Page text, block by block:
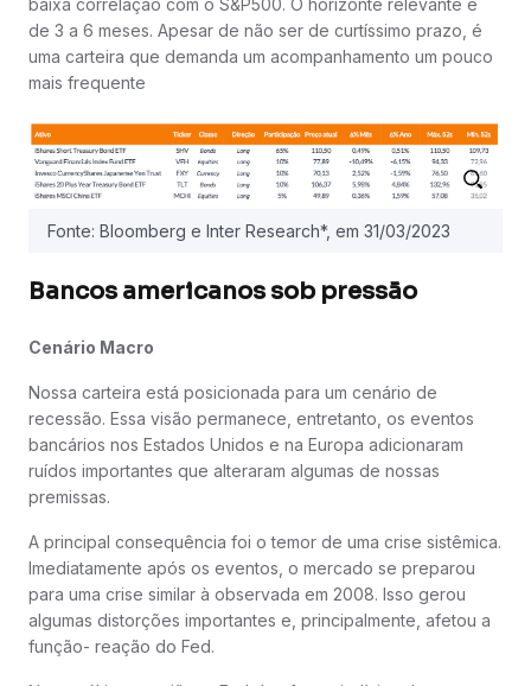
baixa correlação com o S&P500. O horizonte relevante é
de 3 a 6 meses. Apesar de não ser de curtíssimo prazo, é
uma carteira que demanda um acompanhamento um pouco
mais frequente
Fonte: Bloomberg e Inter Research*, em 31/03/2023
Bancos americanos sob pressão
Cenário Macro
Nossa carteira está posicionada para um cenário de
recessão. Essa visão permanece, entretanto, os eventos
bancários nos Estados Unidos e na Europa adicionaram
ruídos importantes que alteraram algumas de nossas
premissas.
A principal consequência foi o temor de uma crise sistêmica.
Imediatamente após os eventos, o mercado se preparou
para uma crise similar à observada em 2008. Isso gerou
algumas distorções importantes e, principalmente, afetou a
função- reação do Fed.